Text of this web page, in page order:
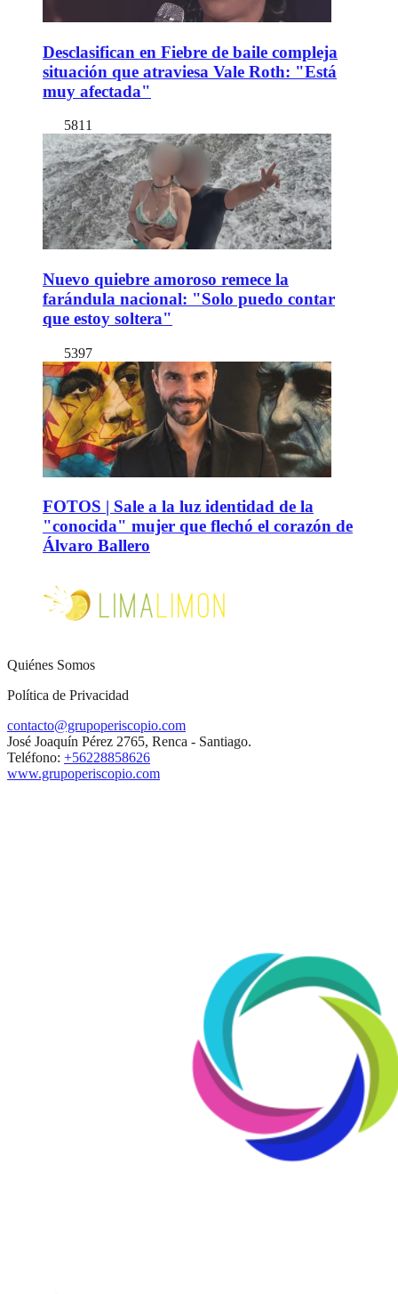
Desclasifican en Fiebre de baile compleja
situación que atraviesa Vale Roth: "Está
muy afectada"
5811
Nuevo quiebre amoroso remece la
farándula nacional: "Solo puedo contar
que estoy soltera"
5397
FOTOS | Sale a la luz identidad de la
"conocida" mujer que flechó el corazón de
Álvaro Ballero
Quiénes Somos
Política de Privacidad
contacto@grupoperiscopio.com
José Joaquín Pérez 2765, Renca - Santiago.
Teléfono: +56228858626
www.grupoperiscopio.com